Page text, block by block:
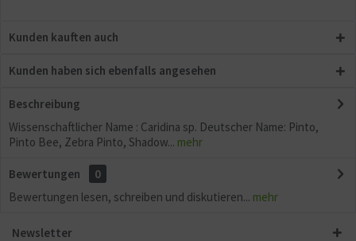
Kunden kauften auch
Kunden haben sich ebenfalls angesehen
Beschreibung
Wissenschaftlicher Name : Caridina sp. Deutscher Name: Pinto,
Pinto Bee, Zebra Pinto, Shadow... mehr
Bewertungen
0
Bewertungen lesen, schreiben und diskutieren... mehr
Newsletter